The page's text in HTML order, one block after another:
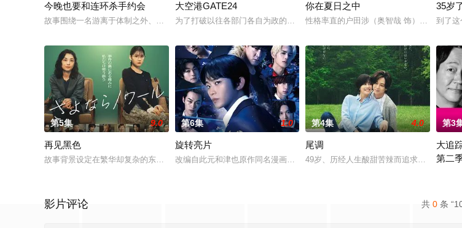
今晚也要和连环杀手约会
故事围绕一名游离于体制之外、孤傲冷峻的“独狼”刑警，与一位拥有特异功能的神秘密友展开。
大空港GATE24
为了打破以往各部门各自为政的死板规矩，内阁官房直属成立了一个特殊的新部
你在夏日之中
性格率直的户田涉（奥智哉 饰）与校园风
35岁
到了这
第5集 9.0
再见黑色
故事背景设定在繁华却复杂的东京池袋地区。西池袋警署新设立了“犯罪受害者支援室”，在这里，警察们将贴身陪伴遭
第6集 1.0
旋转亮片
改编自此元和津也原作同名漫画。不起眼的高中生三井宏太在好友内新次郎的邀
第4集 4.0
尾调
49岁、历经人生酸甜苦辣而追求现状稳定
第3
大追
第二
共 0 条
影片评论